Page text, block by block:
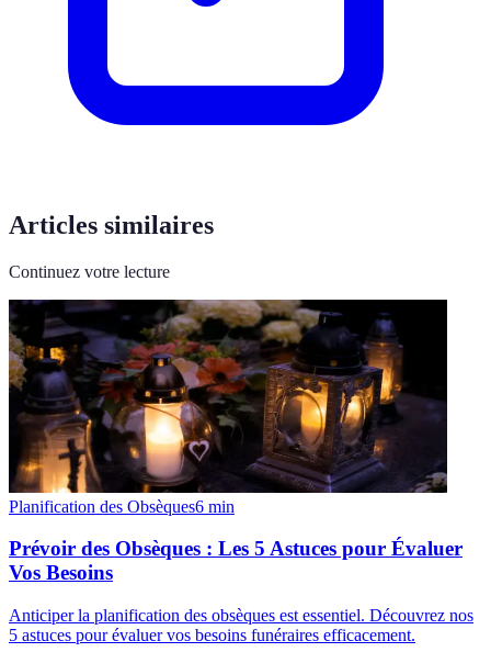
Articles similaires
Continuez votre lecture
Planification des Obsèques6 min
Prévoir des Obsèques : Les 5 Astuces pour Évaluer
Vos Besoins
Anticiper la planification des obsèques est essentiel. Découvrez nos
5 astuces pour évaluer vos besoins funéraires efficacement.